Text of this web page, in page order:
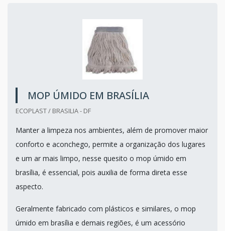
MOP ÚMIDO EM BRASÍLIA
ECOPLAST / BRASILIA - DF
Manter a limpeza nos ambientes, além de promover maior
conforto e aconchego, permite a organização dos lugares
e um ar mais limpo, nesse quesito o mop úmido em
brasília, é essencial, pois auxilia de forma direta esse
aspecto.
Geralmente fabricado com plásticos e similares, o mop
úmido em brasília e demais regiões, é um acessório